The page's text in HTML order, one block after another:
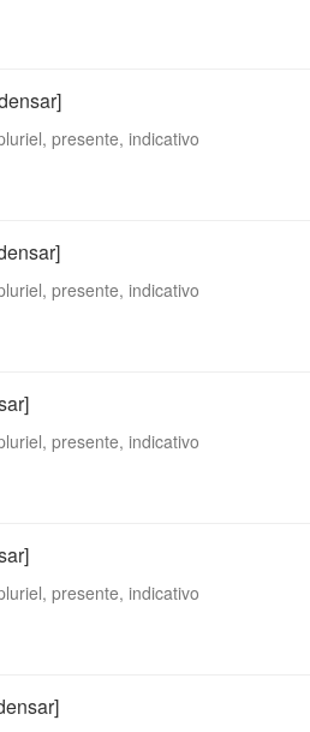
presente, indicativo
presente, indicativo
presente, indicativo
presente, indicativo